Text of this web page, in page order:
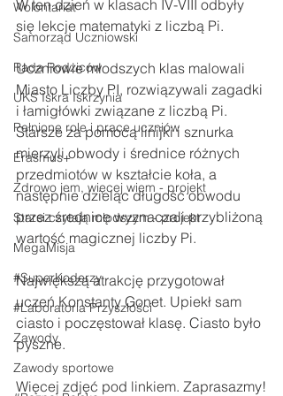
Wolontariat
Samorząd Uczniowski
Rada Rodziców
UKS Iskra Iskrzynia
Pełnione role i prace uczniów
Erasmus+
Zdrowo jem, więcej wiem - projekt
Starsi czytają młodszym - projekt
MegaMisja
#SuperKoderzy
#Laboratoria Przyszłości
Zawody
Zawody sportowe
W ten dzień w klasach IV-VIII odbyły
się lekcje matematyki z liczbą Pi.
Uczniowie młodszych klas malowali
Miasto Liczby PI, rozwiązywali zagadki
i łamigłówki związane z liczbą Pi.
Starsze za pomocą linijki i sznurka
mierzyli obwody i średnice różnych
przedmiotów w kształcie koła, a
następnie dzieląc długość obwodu
przez średnicę wyznaczali przybliżoną
wartość magicznej liczby Pi.
Największą atrakcję przygotował
uczeń Konstanty Gonet. Upiekł sam
ciasto i poczęstował klasę. Ciasto było
pyszne.
Więcej zdjęć pod linkiem. Zaprasazmy!